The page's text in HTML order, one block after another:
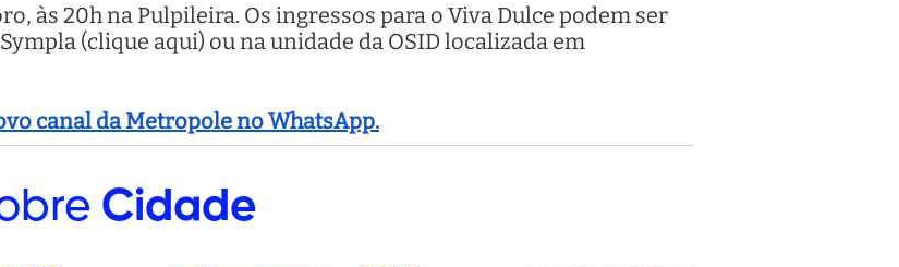
às 20h na Pulpileira. Os ingressos para o Viva Dulce podem ser
(clique aqui) ou na unidade da OSID localizada em
canal da Metropole no WhatsApp.
Cidade